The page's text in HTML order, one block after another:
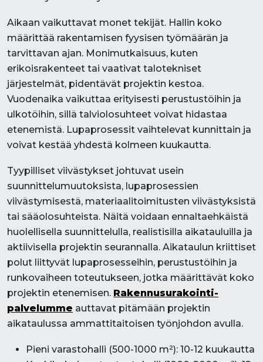
Aikaan vaikuttavat monet tekijät. Hallin koko
määrittää rakentamisen fyysisen työmäärän ja
tarvittavan ajan. Monimutkaisuus, kuten
erikoisrakenteet tai vaativat talotekniset
järjestelmät, pidentävät projektin kestoa.
Vuodenaika vaikuttaa erityisesti perustustöihin ja
ulkotöihin, sillä talviolosuhteet voivat hidastaa
etenemistä. Lupaprosessit vaihtelevat kunnittain ja
voivat kestää yhdestä kolmeen kuukautta.
Tyypilliset viivästykset johtuvat usein
suunnittelumuutoksista, lupaprosessien
viivästymisestä, materiaalitoimitusten viivästyksistä
tai sääolosuhteista. Näitä voidaan ennaltaehkäistä
huolellisella suunnittelulla, realistisilla aikatauluilla ja
aktiivisella projektin seurannalla. Aikataulun kriittiset
polut liittyvät lupaprosesseihin, perustustöihin ja
runkovaiheen toteutukseen, jotka määrittävät koko
projektin etenemisen. Rakennusurakointi-
palvelumme auttavat pitämään projektin
aikataulussa ammattitaitoisen työnjohdon avulla.
Pieni varastohalli (500-1000 m²): 10-12 kuukautta